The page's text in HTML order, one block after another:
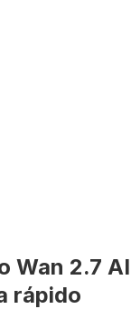
Wan 2.7 AI
rápido